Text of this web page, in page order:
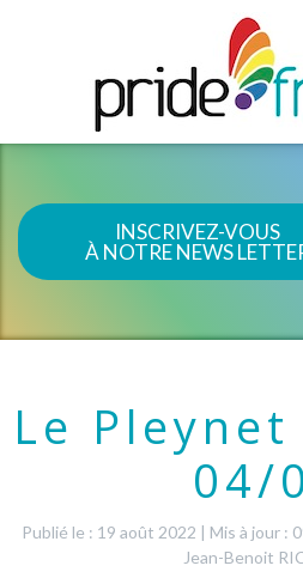
INSCRIVEZ-VOUS
À NOTRE NEWS
Le
04/
Publié le : 19 août 2022 | Mis à jour :
Jean-Benoit